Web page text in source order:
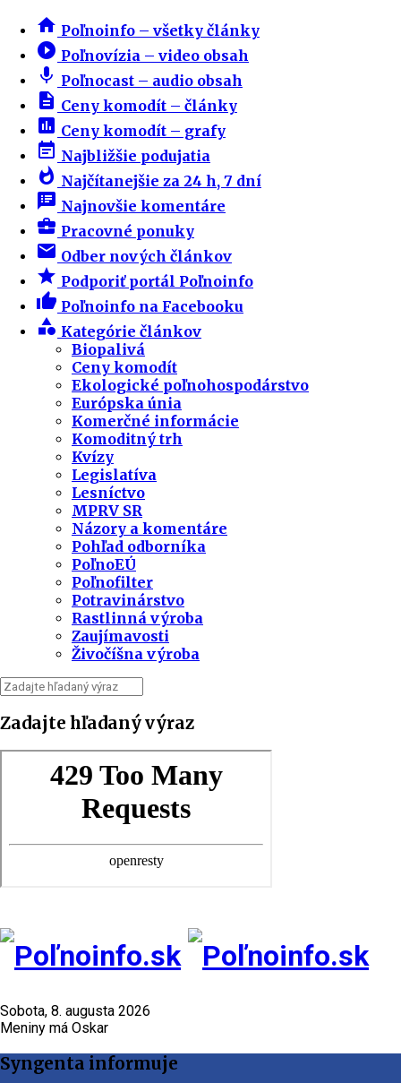
home Poľnoinfo – všetky články
play_circle_filled Poľnovízia – video obsah
mic Poľnocast – audio obsah
description Ceny komodít – články
insert_chart Ceny komodít – grafy
event_note Najbližšie podujatia
whatshot Najčítanejšie za 24 h, 7 dní
speaker_notes Najnovšie komentáre
business_center Pracovné ponuky
email Odber nových článkov
star Podporiť portál Poľnoinfo
thumb_up Poľnoinfo na Facebooku
category Kategórie článkov
Biopalivá
Ceny komodít
Ekologické poľnohospodárstvo
Európska únia
Komerčné informácie
Komoditný trh
Kvízy
Legislatíva
Lesníctvo
MPRV SR
Názory a komentáre
Pohľad odborníka
PoľnoEÚ
Poľnofilter
Potravinárstvo
Rastlinná výroba
Zaujímavosti
Živočíšna výroba
Zadajte hľadaný výraz
Sobota, 8. augusta 2026
Meniny má Oskar
Syngenta informuje